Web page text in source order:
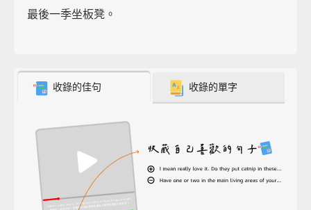
最後一季坐板凳。
收錄的佳句 收錄的單字